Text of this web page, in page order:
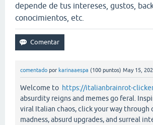
depende de tus intereses, gustos,
conocimientos, etc.
comentado por karinaaespa (100 puntos) May 15,
Welcome to https://italianbrainrot-
absurdity reigns and memes go feral.
viral Italian chaos, click your way through
madness, absurd upgrades, and surreal